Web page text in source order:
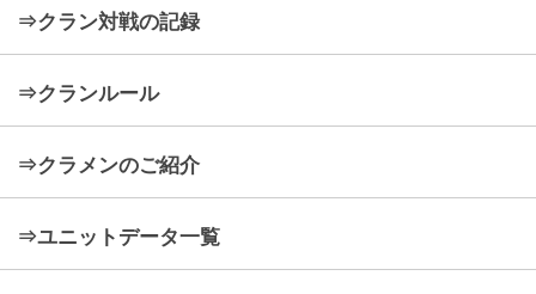
⇒クラン対戦の記録
⇒クランルール
⇒クラメンのご紹介
⇒ユニットデータ一覧